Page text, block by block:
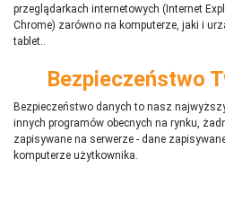
przeglądarkach internetowych (Internet
Chrome) zarówno na komputerze, jaki i
tablet..
Bezpieczeństwo
Bezpieczeństwo danych to nasz
innych programów obecnych na rynku, ż
zapisywane na serwerze - dane
komputerze użytkownika.